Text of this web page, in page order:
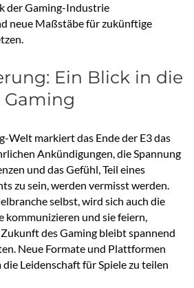
der Gaming-Industrie
neue Maßstäbe für zukünftige
Ein Blick in die
Welt markiert das Ende der E3 das
Ankündigungen, die Spannung
und das Gefühl, Teil eines
zu sein, werden vermisst werden.
selbst, wird sich auch die
kommunizieren und sie feiern,
des Gaming bleibt spannend
Neue Formate und Plattformen
Leidenschaft für Spiele zu teilen